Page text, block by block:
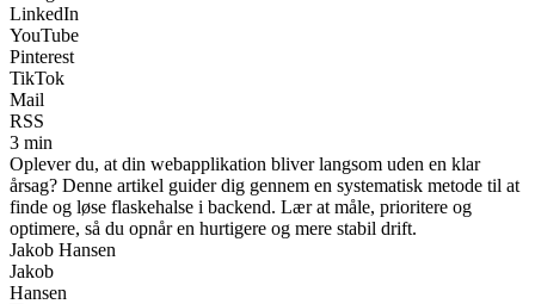
LinkedIn
YouTube
Pinterest
TikTok
Mail
RSS
3 min
Oplever du, at din webapplikation bliver langsom uden en klar
årsag? Denne artikel guider dig gennem en systematisk metode til at
finde og løse flaskehalse i backend. Lær at måle, prioritere og
optimere, så du opnår en hurtigere og mere stabil drift.
Jakob Hansen
Jakob
Hansen